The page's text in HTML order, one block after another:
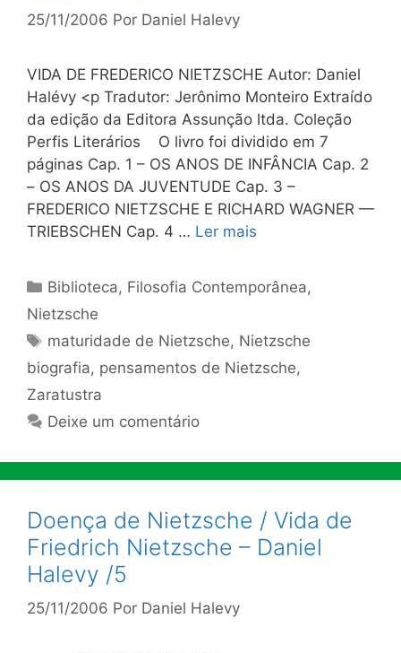
25/11/2006 Por Daniel Halevy
VIDA DE FREDERICO NIETZSCHE Autor: Daniel
Halévy <p Tradutor: Jerônimo Monteiro Extraído
da edição da Editora Assunção ltda. Coleção
Perfis Literários O livro foi dividido em 7
páginas Cap. 1 – OS ANOS DE INFÂNCIA Cap. 2
– OS ANOS DA JUVENTUDE Cap. 3 –
FREDERICO NIETZSCHE E RICHARD WAGNER —
TRIEBSCHEN Cap. 4 … Ler mais
Categorias
Biblioteca, Filosofia Contemporânea,
Nietzsche
Tags
maturidade de Nietzsche, Nietzsche
biografia, pensamentos de Nietzsche,
Zaratustra
Deixe um comentário
Doença de Nietzsche / Vida de
Friedrich Nietzsche – Daniel
Halevy /5
25/11/2006 Por Daniel Halevy